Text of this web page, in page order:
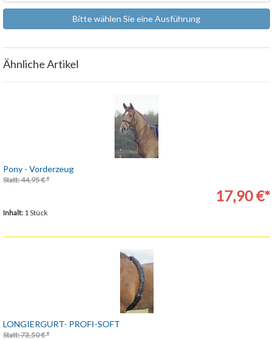
Bitte wählen Sie eine Ausführung
Ähnliche Artikel
Pony - Vorderzeug
Statt: 44,95 € *
17,90 €*
Inhalt: 1 Stück
LONGIERGURT- PROFI-SOFT
Statt: 73,50 € *